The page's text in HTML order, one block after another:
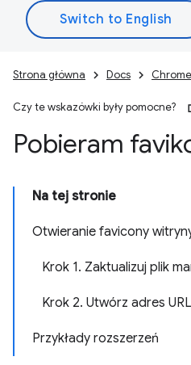
Strona główna Docs
Czy te wskazówki były pomocne?
Pobieram
Na tej stronie
Otwieranie favicony
Krok 1. Zaktualizuj plik
Krok 2. Utwórz adres URL
Przykłady rozszerzeń